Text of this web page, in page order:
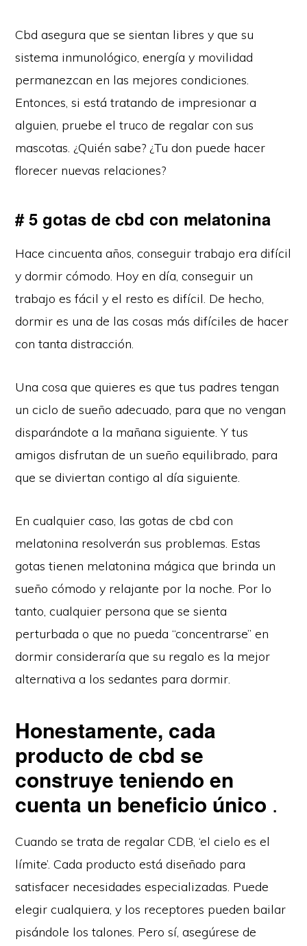
Cbd asegura que se sientan libres y que su
sistema inmunológico, energía y movilidad
permanezcan en las mejores condiciones.
Entonces, si está tratando de impresionar a
alguien, pruebe el truco de regalar con sus
mascotas. ¿Quién sabe? ¿Tu don puede hacer
florecer nuevas relaciones?
# 5 gotas de cbd con melatonina
Hace cincuenta años, conseguir trabajo era difícil
y dormir cómodo. Hoy en día, conseguir un
trabajo es fácil y el resto es difícil. De hecho,
dormir es una de las cosas más difíciles de hacer
con tanta distracción.
Una cosa que quieres es que tus padres tengan
un ciclo de sueño adecuado, para que no vengan
disparándote a la mañana siguiente. Y tus
amigos disfrutan de un sueño equilibrado, para
que se diviertan contigo al día siguiente.
En cualquier caso, las gotas de cbd con
melatonina resolverán sus problemas. Estas
gotas tienen melatonina mágica que brinda un
sueño cómodo y relajante por la noche. Por lo
tanto, cualquier persona que se sienta
perturbada o que no pueda “concentrarse” en
dormir consideraría que su regalo es la mejor
alternativa a los sedantes para dormir.
Honestamente, cada
producto de cbd se
construye teniendo en
cuenta un beneficio único .
Cuando se trata de regalar CDB, ‘el cielo es el
límite’. Cada producto está diseñado para
satisfacer necesidades especializadas. Puede
elegir cualquiera, y los receptores pueden bailar
pisándole los talones. Pero sí, asegúrese de